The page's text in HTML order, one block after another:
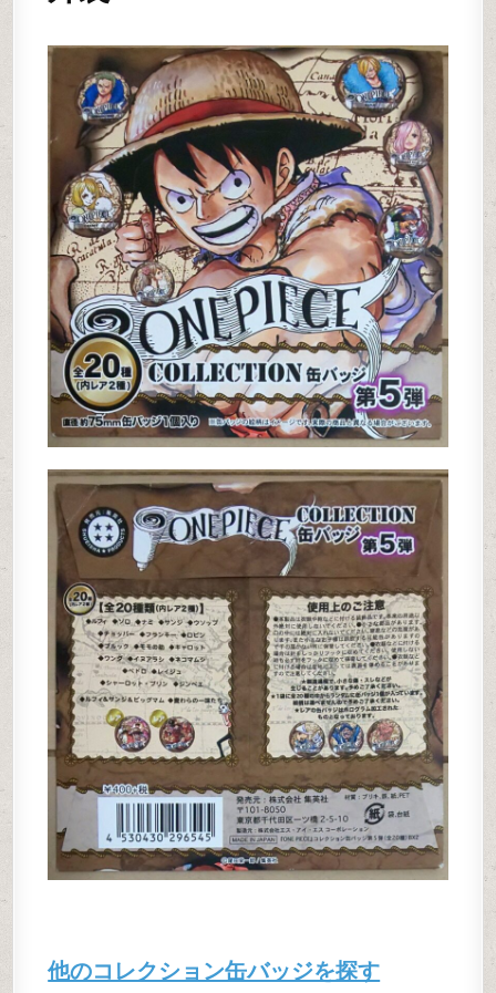
他のコレクション缶バッジを探す